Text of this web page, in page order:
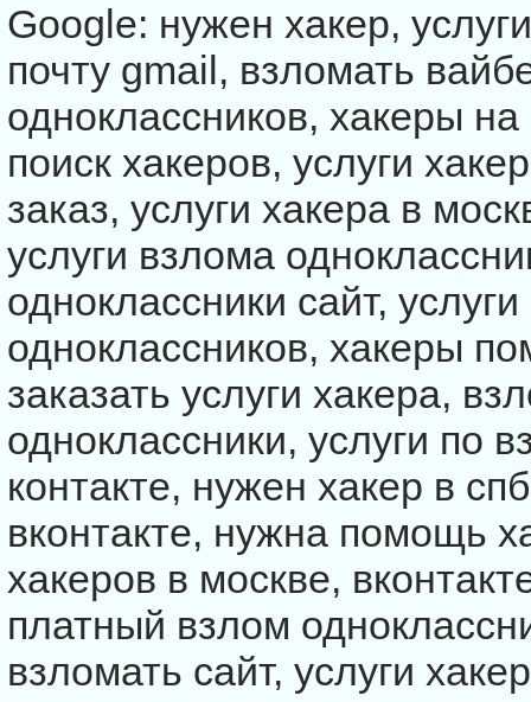
Google: нужен хакер,
почту gmail, взломать
одноклассников, хакеры
поиск хакеров, услуги
заказ, услуги хакера в
услуги взлома
одноклассники сайт,
одноклассников, хакеры
заказать услуги хакера,
одноклассники, услуги по
контакте, нужен хакер в
вконтакте, нужна помощь
хакеров в москве,
платный взлом
взломать сайт, услуги